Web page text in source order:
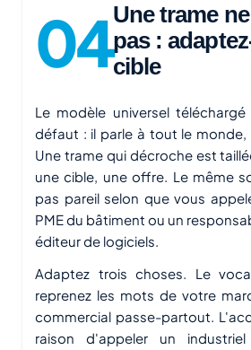
Une trame
pas :
cible
Le modèle universel
défaut : il parle à tout le monde,
Une trame qui décroche est
une cible, une offre. Le même
pas pareil selon que vous
PME du bâtiment ou un
éditeur de logiciels.
Adaptez trois choses. Le
reprenez les mots de votre
commercial passe-partout.
raison d'appeler un